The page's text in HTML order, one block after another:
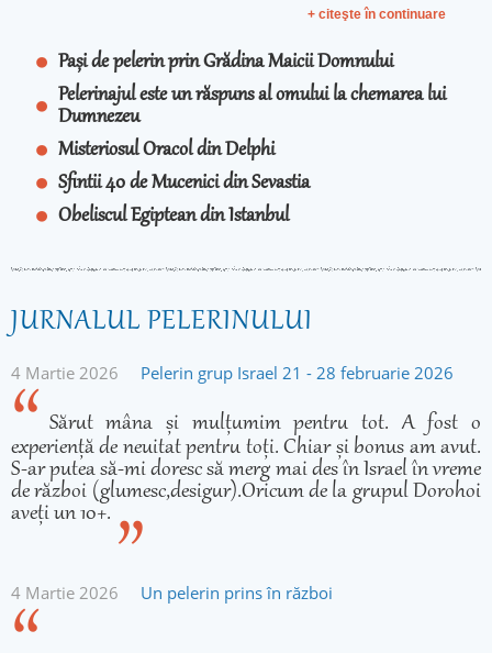
+ citeşte în continuare
Pași de pelerin prin Grădina Maicii Domnului
Pelerinajul este un răspuns al omului la chemarea lui
Dumnezeu
Misteriosul Oracol din Delphi
Sfintii 40 de Mucenici din Sevastia
Obeliscul Egiptean din Istanbul
JURNALUL PELERINULUI
4 Martie 2026 Pelerin grup Israel 21 - 28 februarie 2026
Sărut mâna și mulțumim pentru tot. A fost o
experiență de neuitat pentru toți. Chiar și bonus am avut.
S-ar putea să-mi doresc să merg mai des în Israel în vreme
de război (glumesc,desigur).Oricum de la grupul Dorohoi
aveți un 10+.
4 Martie 2026 Un pelerin prins în război